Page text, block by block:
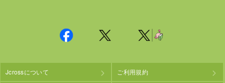
Jcrossについて ご利用規約